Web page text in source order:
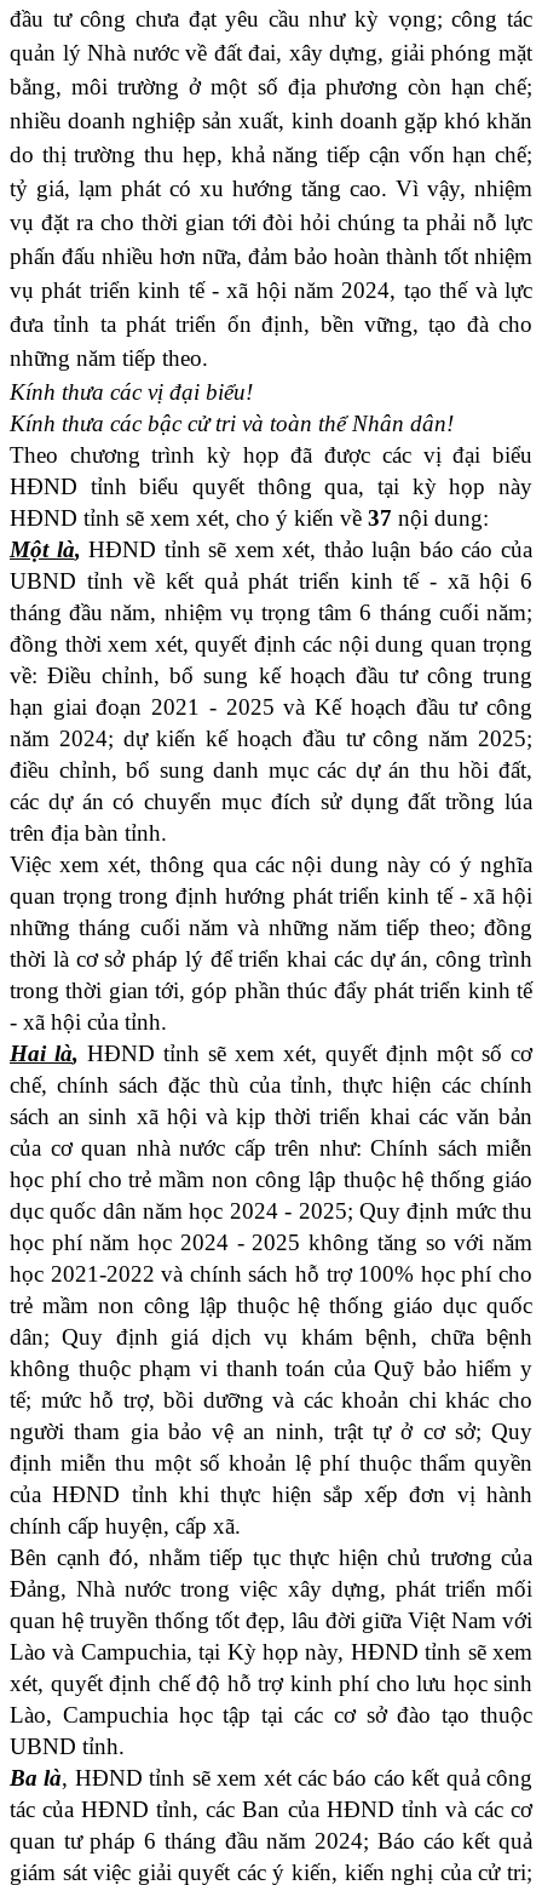
đầu tư công chưa đạt yêu cầu như kỳ vọng; công tác
quản lý Nhà nước về đất đai, xây dựng, giải phóng mặt
bằng, môi trường ở một số địa phương còn hạn chế;
nhiều doanh nghiệp sản xuất, kinh doanh gặp khó khăn
do thị trường thu hẹp, khả năng tiếp cận vốn hạn chế;
tỷ giá, lạm phát có xu hướng tăng cao. Vì vậy, nhiệm
vụ đặt ra cho thời gian tới đòi hỏi chúng ta phải nỗ lực
phấn đấu nhiều hơn nữa, đảm bảo hoàn thành tốt nhiệm
vụ phát triển kinh tế - xã hội năm 2024, tạo thế và lực
đưa tỉnh ta phát triển ổn định, bền vững, tạo đà cho
những năm tiếp theo.
Kính thưa các vị đại biểu!
Kính thưa các bậc cử tri và toàn thể Nhân dân!
Theo chương trình kỳ họp đã được các vị đại biểu
HĐND tỉnh biểu quyết thông qua, tại kỳ họp này
HĐND tỉnh sẽ xem xét, cho ý kiến về 37 nội dung:
Một là, HĐND tỉnh sẽ xem xét, thảo luận báo cáo của
UBND tỉnh về kết quả phát triển kinh tế - xã hội 6
tháng đầu năm, nhiệm vụ trọng tâm 6 tháng cuối năm;
đồng thời xem xét, quyết định các nội dung quan trọng
về: Điều chỉnh, bổ sung kế hoạch đầu tư công trung
hạn giai đoạn 2021 - 2025 và Kế hoạch đầu tư công
năm 2024; dự kiến kế hoạch đầu tư công năm 2025;
điều chỉnh, bổ sung danh mục các dự án thu hồi đất,
các dự án có chuyển mục đích sử dụng đất trồng lúa
trên địa bàn tỉnh.
Việc xem xét, thông qua các nội dung này có ý nghĩa
quan trọng trong định hướng phát triển kinh tế - xã hội
những tháng cuối năm và những năm tiếp theo; đồng
thời là cơ sở pháp lý để triển khai các dự án, công trình
trong thời gian tới, góp phần thúc đẩy phát triển kinh tế
- xã hội của tỉnh.
Hai là, HĐND tỉnh sẽ xem xét, quyết định một số cơ
chế, chính sách đặc thù của tỉnh, thực hiện các chính
sách an sinh xã hội và kịp thời triển khai các văn bản
của cơ quan nhà nước cấp trên như: Chính sách miễn
học phí cho trẻ mầm non công lập thuộc hệ thống giáo
dục quốc dân năm học 2024 - 2025; Quy định mức thu
học phí năm học 2024 - 2025 không tăng so với năm
học 2021-2022 và chính sách hỗ trợ 100% học phí cho
trẻ mầm non công lập thuộc hệ thống giáo dục quốc
dân; Quy định giá dịch vụ khám bệnh, chữa bệnh
không thuộc phạm vi thanh toán của Quỹ bảo hiểm y
tế; mức hỗ trợ, bồi dưỡng và các khoản chi khác cho
người tham gia bảo vệ an ninh, trật tự ở cơ sở; Quy
định miễn thu một số khoản lệ phí thuộc thẩm quyền
của HĐND tỉnh khi thực hiện sắp xếp đơn vị hành
chính cấp huyện, cấp xã.
Bên cạnh đó, nhằm tiếp tục thực hiện chủ trương của
Đảng, Nhà nước trong việc xây dựng, phát triển mối
quan hệ truyền thống tốt đẹp, lâu đời giữa Việt Nam với
Lào và Campuchia, tại Kỳ họp này, HĐND tỉnh sẽ xem
xét, quyết định chế độ hỗ trợ kinh phí cho lưu học sinh
Lào, Campuchia học tập tại các cơ sở đào tạo thuộc
UBND tỉnh.
Ba là, HĐND tỉnh sẽ xem xét các báo cáo kết quả công
tác của HĐND tỉnh, các Ban của HĐND tỉnh và các cơ
quan tư pháp 6 tháng đầu năm 2024; Báo cáo kết quả
giám sát việc giải quyết các ý kiến, kiến nghị của cử tri;